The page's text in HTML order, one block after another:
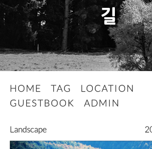
길
HOME TAG
LOCATION
GUESTBOOK
ADMIN
Landscape